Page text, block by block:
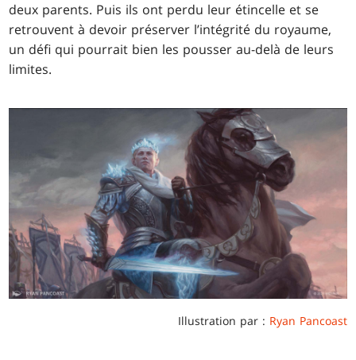
deux parents. Puis ils ont perdu leur étincelle et se
retrouvent à devoir préserver l’intégrité du royaume,
un défi qui pourrait bien les pousser au-delà de leurs
limites.
Illustration par : Ryan Pancoast